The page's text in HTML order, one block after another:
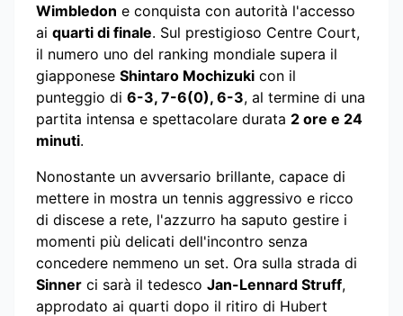
Wimbledon e conquista con autorità l'accesso
ai quarti di finale. Sul prestigioso Centre Court,
il numero uno del ranking mondiale supera il
giapponese Shintaro Mochizuki con il
punteggio di 6-3, 7-6(0), 6-3, al termine di una
partita intensa e spettacolare durata 2 ore e 24
minuti.
Nonostante un avversario brillante, capace di
mettere in mostra un tennis aggressivo e ricco
di discese a rete, l'azzurro ha saputo gestire i
momenti più delicati dell'incontro senza
concedere nemmeno un set. Ora sulla strada di
Sinner ci sarà il tedesco Jan-Lennard Struff,
approdato ai quarti dopo il ritiro di Hubert